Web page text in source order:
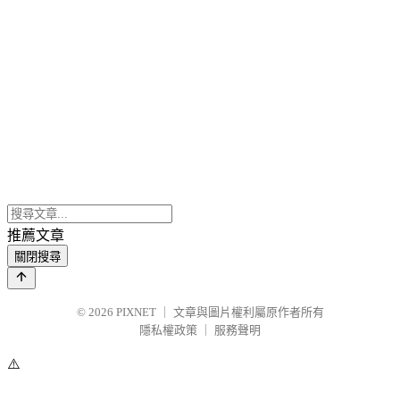
推薦文章
關閉搜尋
© 2026 PIXNET
文章與圖片權利屬原作者所有
隱私權政策
服務聲明
⚠️